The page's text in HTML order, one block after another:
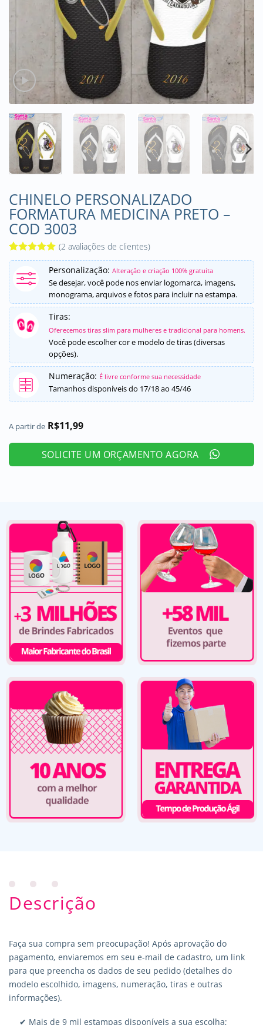
CHINELO PERSONALIZADO
FORMATURA MEDICINA PRETO –
COD 3003
Avaliado
como
de
5, com
baseado em
2
avaliações
de clientes
(2 avaliações de clientes)
Personalização: Alteração e criação 100% gratuita
Se desejar, você pode nos enviar logomarca, imagens,
monograma, arquivos e fotos para incluir na estampa.
Tiras:
Oferecemos tiras slim para mulheres e tradicional para homens.
Você pode escolher cor e modelo de tiras (diversas
opções).
Numeração: É livre conforme sua necessidade
Tamanhos disponíveis do 17/18 ao 45/46
A partir de R$11,99
SOLICITE UM ORÇAMENTO AGORA
Descrição
Faça sua compra sem preocupação! Após aprovação do
pagamento, enviaremos em seu e-mail de cadastro, um link
para que preencha os dados de seu pedido (detalhes do
modelo escolhido, imagens, numeração, tiras e outras
informações).
✔ Mais de 9 mil estampas disponíveis a sua escolha;